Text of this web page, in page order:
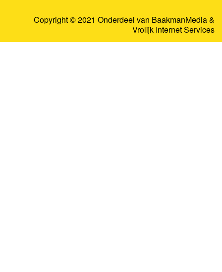
Copyright © 2021 Onderdeel van BaakmanMedia&
Vrolijk Internet Services